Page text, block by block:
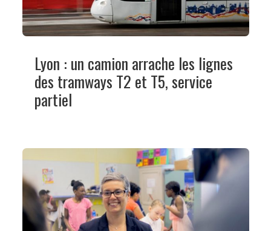
Lyon : un camion arrache les lignes
des tramways T2 et T5, service
partiel